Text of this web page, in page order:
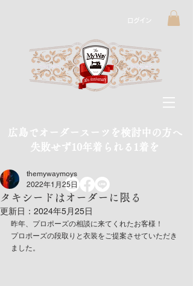
ログイン
広島でオーダースーツを検討中の方へ
​失敗せず10年着られる1着を
タキシードはオーダーに限る
themywaymoys
2022年1月25日
更新日： 2024年5月25日
昨年、プロポーズの相談に来てくれたお客様！
プロポーズの段取りと衣装をご提案させていただき
ました。